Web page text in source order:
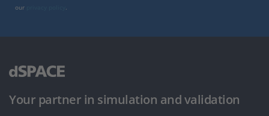
our
Your partner in simulation and validation